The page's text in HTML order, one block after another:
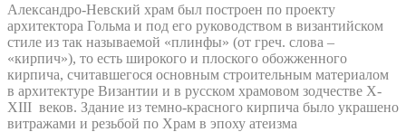
Александро-Невский храм был построен по проекту
архитектора Гольма и под его руководством в византийском
стиле из так называемой «плинфы» (от греч. слова –
«кирпич»), то есть широкого и плоского обожженного
кирпича, считавшегося основным строительным материалом
в архитектуре Византии и в русском храмовом зодчестве X-
XIII веков. Здание из темно-красного кирпича было украшено
витражами и резьбой по Храм в эпоху атеизма